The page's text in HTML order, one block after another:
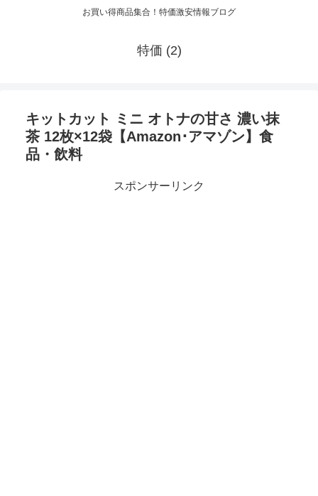
お買い得商品集合！特価激安情報ブログ
特価 (2)
キットカット ミニ オトナの甘さ 濃い抹
茶 12枚×12袋【Amazon･アマゾン】食
品・飲料
スポンサーリンク